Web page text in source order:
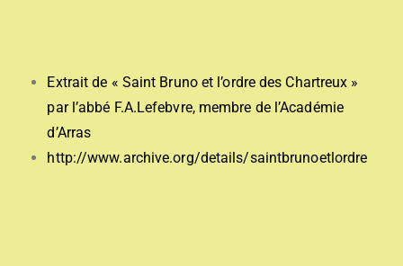
Extrait de « Saint Bruno et l’ordre des Chartreux »
par l’abbé F.A.Lefebvre, membre de l’Académie
d’Arras
http://www.archive.org/details/saintbrunoetlordre